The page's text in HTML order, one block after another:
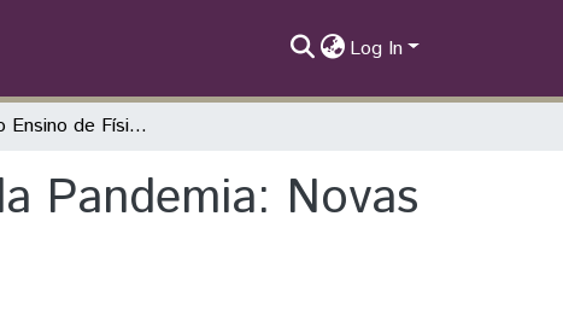
Log In
Desafio no Ensino de Física no Momento da Pandemia: Novas Formas de Ensinar e Aprender
Pandemia: Novas